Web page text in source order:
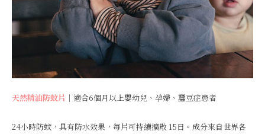
天然精油防蚊片 ｜適合6個月以上嬰幼兒、孕婦、蠶豆症患者
24小時防蚊，具有防水效果，每片可持續擴散 15日。成分來自世界各